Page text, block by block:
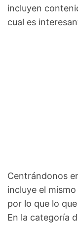
incluyen
cual es
Centrándonos
incluye el
por lo que lo
En la categoría